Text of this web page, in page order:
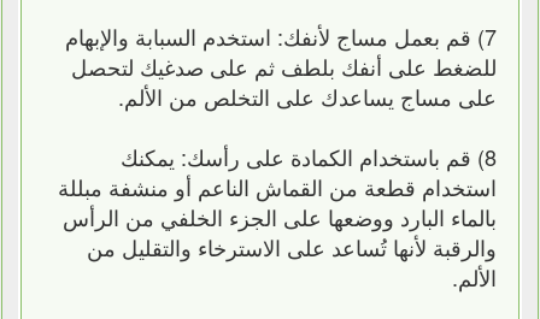
7) قم بعمل مساج لأنفك: استخدم السبابة والإبهام
للضغط على أنفك بلطف ثم على صدغيك لتحصل
على مساج يساعدك على التخلص من الألم.
8) قم باستخدام الكمادة على رأسك: يمكنك
استخدام قطعة من القماش الناعم أو منشفة مبللة
بالماء البارد ووضعها على الجزء الخلفي من الرأس
والرقبة لأنها تُساعد على الاسترخاء والتقليل من
الألم.